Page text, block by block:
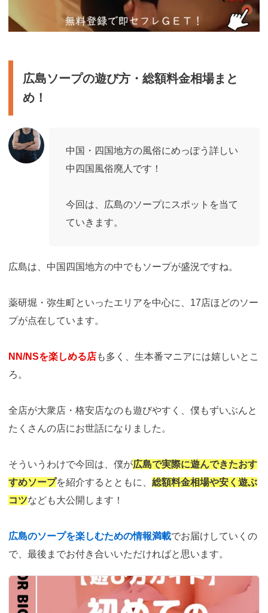
広島ソープの遊び方・総額料金相場まと
め！
中国・四国地方の風俗にめっぽう詳しい
中四国風俗廃人です！
今回は、広島のソープにスポットを当て
ていきます。
広島は、中国四国地方の中でもソープが盛況ですね。
薬研堀・弥生町といったエリアを中心に、17店ほどのソー
プが点在しています。
NN/NSを楽しめる店も多く、生本番マニアには嬉しいとこ
ろ。
全店が大衆店・格安店なのも遊びやすく、僕もずいぶんと
たくさんの店にお世話になりました。
そういうわけで今回は、僕が広島で実際に遊んできたおす
すめソープを紹介するとともに、 総額料金相場や安く遊ぶ
コツなども大公開します！
広島のソープを楽しむための情報満載でお届けしていくの
で、最後までお付き合いいただければと思います。